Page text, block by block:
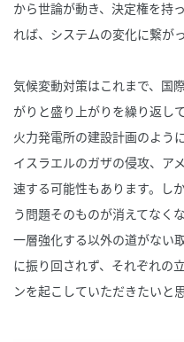
から世論が動き、決定権を持
れば、システムの変化に繋が
気候変動対策はこれまで、国
がりと盛り上がりを繰り返し
火力発電所の建設計画のよう
イスラエルのガザの侵攻、ア
速する可能性もあります。し
う問題そのものが消えてなく
一層強化する以外の道がない
に振り回されず、それぞれの
ンを起こしていただきたいと